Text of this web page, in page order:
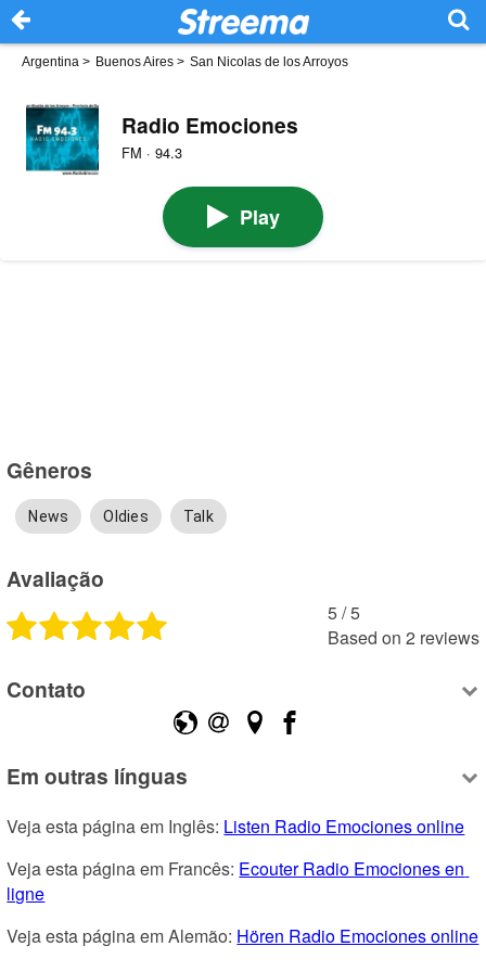
Argentina > Buenos Aires > San Nicolas de los Arroyos
Radio Emociones
FM · 94.3
Play
Gêneros
News Oldies Talk
Avaliação
5 /5
Based on 2 reviews
Contato
Em outras línguas
Veja esta página em Inglês: Listen Radio Emociones online
Veja esta página em Francês: Ecouter Radio Emociones en
ligne
Veja esta página em Alemão: Hören Radio Emociones online